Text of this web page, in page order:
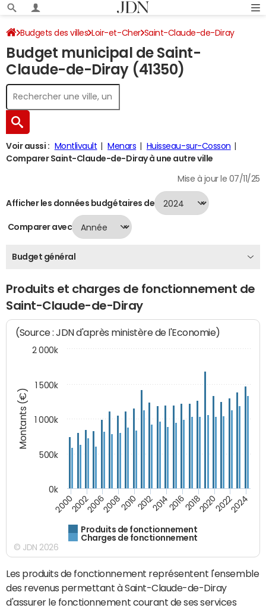
Budgets des villes Loir-et-Cher Saint-Claude-de-Diray
Budget 2024
Budget municipal de Saint-
Claude-de-Diray (41350)
Voir aussi : Montlivault Menars
Huisseau-sur-Cosson
Comparer Saint-Claude-de-Diray à une autre ville
Mise à jour le 07/11/25
Afficher les données budgétaires de
Comparer avec
Budget général
Produits et charges de fonctionnement de
Saint-Claude-de-Diray
Montants (€)
(Source : JDN d'après ministère de l'Economie)
Produits de fonctionnement
Charges de fonctionnement
200020022006200820102012201420162018202020222024
0k
500k
1 000k
1 500k
2 000k
© JDN 2026
Les produits de fonctionnement représentent l'ensemble
des revenus permettant à Saint-Claude-de-Diray
d'assurer le fonctionnement courant de ses services